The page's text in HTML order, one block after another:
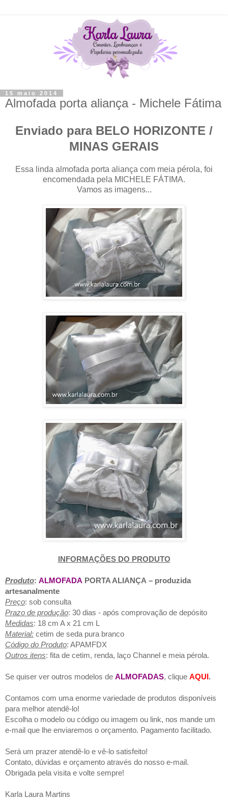
15 maio 2014
Almofada porta aliança - Michele Fátima
Enviado para BELO HORIZONTE /
MINAS GERAIS
Essa linda almofada porta aliança com meia pérola, foi
encomendada pela MICHELE FÁTIMA.
Vamos as imagens...
INFORMAÇÕES DO PRODUTO
Produto: ALMOFADA PORTA ALIANÇA – produzida
artesanalmente
Preço: sob consulta
Prazo de produção: 30 dias - após comprovação de depósito
Medidas: 18 cm A x 21 cm L
Material: cetim de seda pura branco
Código do Produto: APAMFDX
Outros itens: fita de cetim, renda, laço Channel e meia pérola.
Se quiser ver outros modelos de ALMOFADAS, clique AQUI.
Contamos com uma enorme variedade de produtos disponíveis
para melhor atendê-lo!
Escolha o modelo ou código ou imagem ou link, nos mande um
e-mail que lhe enviaremos o orçamento. Pagamento facilitado.
Será um prazer atendê-lo e vê-lo satisfeito!
Contato, dúvidas e orçamento através do nosso e-mail.
Obrigada pela visita e volte sempre!
Karla Laura Martins